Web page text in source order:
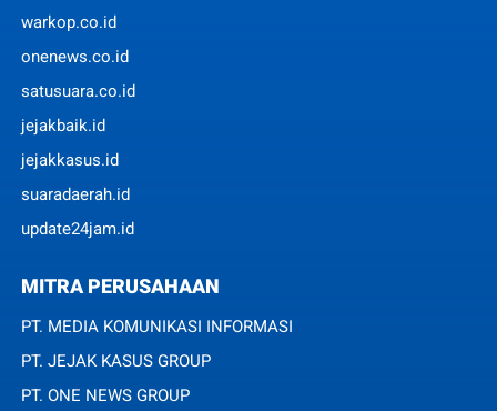
warkop.co.id
onenews.co.id
satusuara.co.id
jejakbaik.id
jejakkasus.id
suaradaerah.id
update24jam.id
MITRA PERUSAHAAN
PT. MEDIA KOMUNIKASI INFORMASI
PT. JEJAK KASUS GROUP
PT. ONE NEWS GROUP